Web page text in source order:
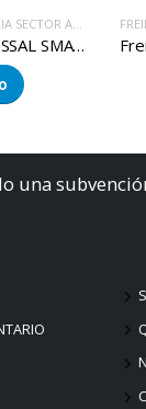
Freidora compacta con cuba desmontable de 6 litros
una